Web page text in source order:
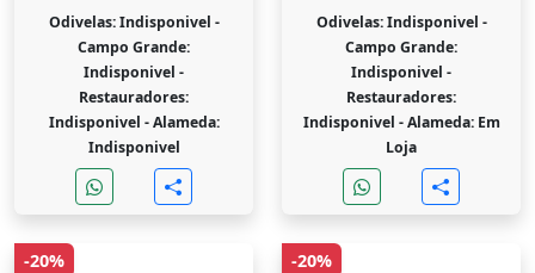
Odivelas: Indisponivel -
Campo Grande:
Indisponivel -
Restauradores:
Indisponivel -Alameda:
Indisponivel
Odivelas: Indisponivel -
Campo Grande:
Indisponivel -
Restauradores:
Indisponivel -Alameda: Em
Loja
-20% -20%